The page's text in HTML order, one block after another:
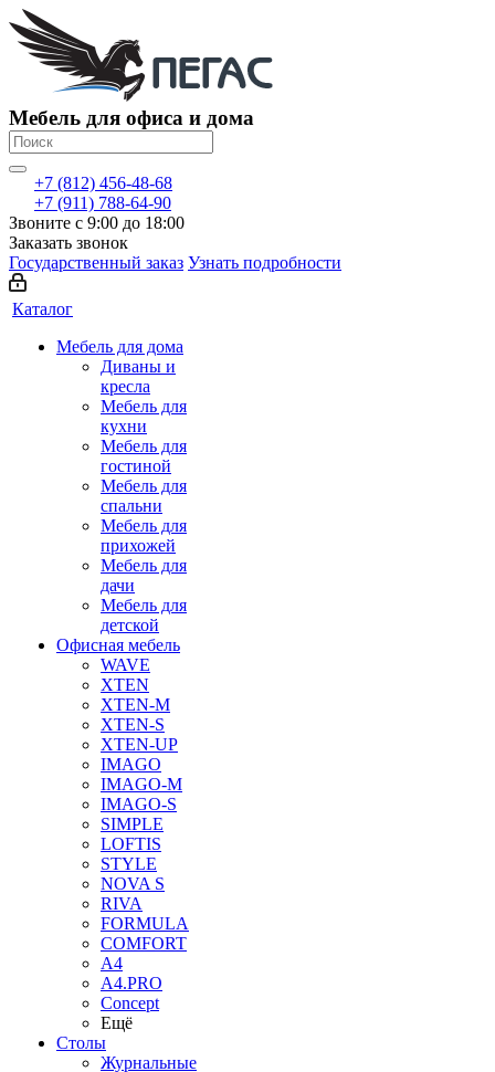
Мебель для офиса и дома
+7 (812) 456-48-68
+7 (911) 788-64-90
Звоните с 9:00 до 18:00
Заказать звонок
Государственный заказ Узнать подробности
Каталог
Мебель для дома
Диваны и
кресла
Мебель для
кухни
Мебель для
гостиной
Мебель для
спальни
Мебель для
прихожей
Мебель для
дачи
Мебель для
детской
Офисная мебель
WAVE
XTEN
XTEN-M
XTEN-S
XTEN-UP
IMAGO
IMAGO-M
IMAGO-S
SIMPLE
LOFTIS
STYLE
NOVA S
RIVA
FORMULA
COMFORT
A4
A4.PRO
Concept
Ещё
Столы
Журнальные